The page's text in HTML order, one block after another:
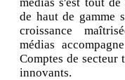
de haut de gamme
croissance
médias
Comptes de
innovants.